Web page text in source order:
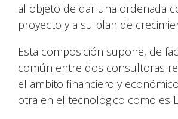
al objeto de dar una ordenada
proyecto y a su plan de
Esta composición supone, de
común entre dos consultoras
el ámbito financiero y
otra en el tecnológico como es